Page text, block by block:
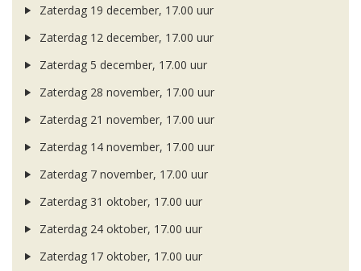
Zaterdag 19 december, 17.00 uur
Zaterdag 12 december, 17.00 uur
Zaterdag 5 december, 17.00 uur
Zaterdag 28 november, 17.00 uur
Zaterdag 21 november, 17.00 uur
Zaterdag 14 november, 17.00 uur
Zaterdag 7 november, 17.00 uur
Zaterdag 31 oktober, 17.00 uur
Zaterdag 24 oktober, 17.00 uur
Zaterdag 17 oktober, 17.00 uur